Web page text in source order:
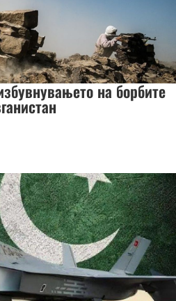
на борбите